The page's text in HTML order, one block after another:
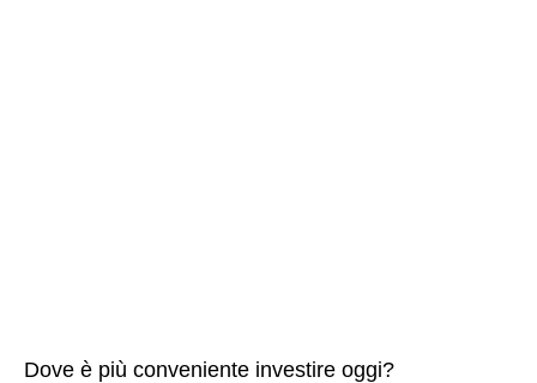
Dove è più conveniente investire oggi?